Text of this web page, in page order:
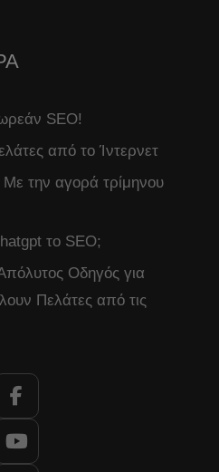
SEO!
από το Ίντερνετ
την αγορά τρίμηνου
το SEO;
Οδηγός για
Πελάτες από τις